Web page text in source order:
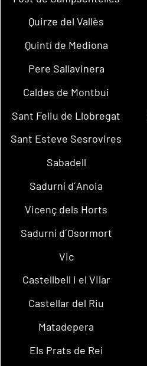
Quirze del Vallès
Quintí de Mediona
Pere Sallavinera
Caldes de Montbui
Sant Feliu de Llobregat
Sant Esteve Sesrovires
Sabadell
Sadurní d´Anoia
Vicenç dels Horts
Sadurní d´Osormort
Vic
Castellbell i el Vilar
Castellar del Riu
Matadepera
Els Prats de Rei